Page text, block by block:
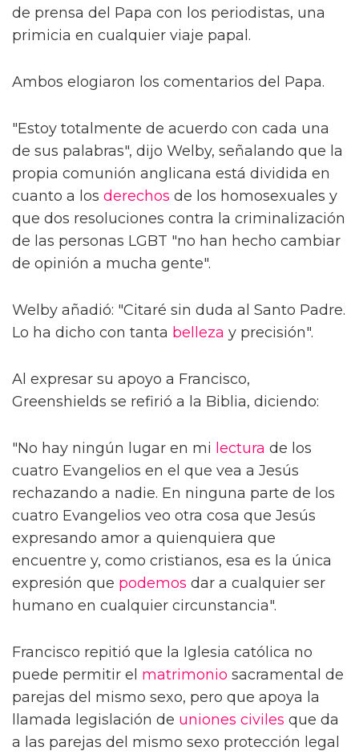
de prensa del Papa con los periodistas, una
primicia en cualquier viaje papal.
Ambos elogiaron los comentarios del Papa.
"Estoy totalmente de acuerdo con cada una
de sus palabras", dijo Welby, señalando que la
propia comunión anglicana está dividida en
cuanto a los derechos de los homosexuales y
que dos resoluciones contra la criminalización
de las personas LGBT "no han hecho cambiar
de opinión a mucha gente".
Welby añadió: "Citaré sin duda al Santo Padre.
Lo ha dicho con tanta belleza y precisión".
Al expresar su apoyo a Francisco,
Greenshields se refirió a la Biblia, diciendo:
"No hay ningún lugar en mi lectura de los
cuatro Evangelios en el que vea a Jesús
rechazando a nadie. En ninguna parte de los
cuatro Evangelios veo otra cosa que Jesús
expresando amor a quienquiera que
encuentre y, como cristianos, esa es la única
expresión que podemos dar a cualquier ser
humano en cualquier circunstancia".
Francisco repitió que la Iglesia católica no
puede permitir el matrimonio sacramental de
parejas del mismo sexo, pero que apoya la
llamada legislación de uniones civiles que da
a las parejas del mismo sexo protección legal